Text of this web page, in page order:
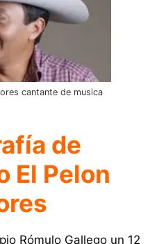
cantante de musica
de
El Pelon
Rómulo Gallego un 12